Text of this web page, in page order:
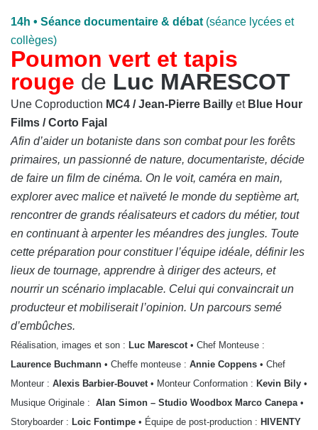
14h • Séance documentaire & débat (séance lycées et
collèges)
Poumon vert et tapis
rouge de Luc MARESCOT
Une Coproduction MC4 / Jean-Pierre Bailly et Blue Hour
Films / Corto Fajal
Afin d’aider un botaniste dans son combat pour les forêts
primaires, un passionné de nature, documentariste, décide
de faire un film de cinéma. On le voit, caméra en main,
explorer avec malice et naïveté le monde du septième art,
rencontrer de grands réalisateurs et cadors du métier, tout
en continuant à arpenter les méandres des jungles. Toute
cette préparation pour constituer l’équipe idéale, définir les
lieux de tournage, apprendre à diriger des acteurs, et
nourrir un scénario implacable. Celui qui convaincrait un
producteur et mobiliserait l’opinion. Un parcours semé
d’embûches.
Réalisation, images et son : Luc Marescot• Chef Monteuse :
Laurence Buchmann • Cheffe monteuse : Annie Coppens • Chef
Monteur : Alexis Barbier-Bouvet• Monteur Conformation : Kevin Bily •
Musique Originale : Alan Simon – Studio Woodbox Marco Canepa•
Storyboarder : Loic Fontimpe • Équipe de post-production : HIVENTY